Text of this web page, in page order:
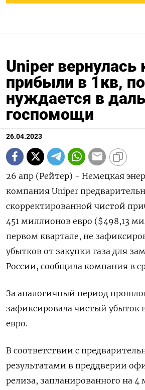
Uniper вернулась
прибыли в 1кв,
нуждается в
госпомощи
26.04.2023
26 апр (Рейтер) - Немецкая
компания Uniper
скорректированной чистой
451 миллионов евро ($498,13
первом квартале, не
убытков от закупки газа для
России, сообщила компания в
За аналогичный период
зафиксировала чистый убыток
евро.
В соответствии с
результатами в преддверии
релиза, запланированного на 4